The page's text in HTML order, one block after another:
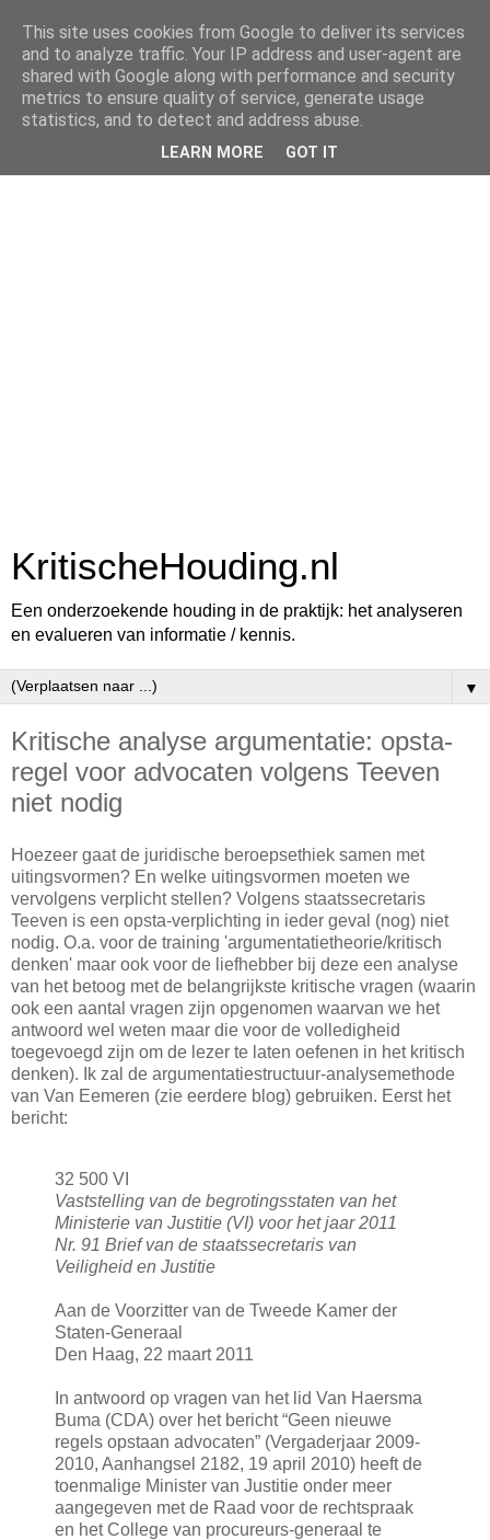
KritischeHouding.nl
Een onderzoekende houding in de praktijk: het analyseren
en evalueren van informatie / kennis.
▼
Kritische analyse argumentatie: opsta-
regel voor advocaten volgens Teeven
niet nodig
Hoezeer gaat de juridische beroepsethiek samen met
uitingsvormen? En welke uitingsvormen moeten we
vervolgens verplicht stellen? Volgens staatssecretaris
Teeven is een opsta-verplichting in ieder geval (nog) niet
nodig. O.a. voor de training 'argumentatietheorie/kritisch
denken' maar ook voor de liefhebber bij deze een analyse
van het betoog met de belangrijkste kritische vragen (waarin
ook een aantal vragen zijn opgenomen waarvan we het
antwoord wel weten maar die voor de volledigheid
toegevoegd zijn om de lezer te laten oefenen in het kritisch
denken). Ik zal de argumentatiestructuur-analysemethode
van Van Eemeren (zie eerdere blog) gebruiken. Eerst het
bericht:
32 500 VI
Vaststelling van de begrotingsstaten van het
Ministerie van Justitie (VI) voor het jaar 2011
Nr. 91 Brief van de staatssecretaris van
Veiligheid en Justitie
Aan de Voorzitter van de Tweede Kamer der
Staten-Generaal
Den Haag, 22 maart 2011
In antwoord op vragen van het lid Van Haersma
Buma (CDA) over het bericht “Geen nieuwe
regels opstaan advocaten” (Vergaderjaar 2009-
2010, Aanhangsel 2182, 19 april 2010) heeft de
toenmalige Minister van Justitie onder meer
aangegeven met de Raad voor de rechtspraak
en het College van procureurs-generaal te
This site uses cookies from Google to deliver its services
and to analyze traffic. Your IP address and user-agent are
shared with Google along with performance and security
metrics to ensure quality of service, generate usage
statistics, and to detect and address abuse.
LEARN MORE GOT IT